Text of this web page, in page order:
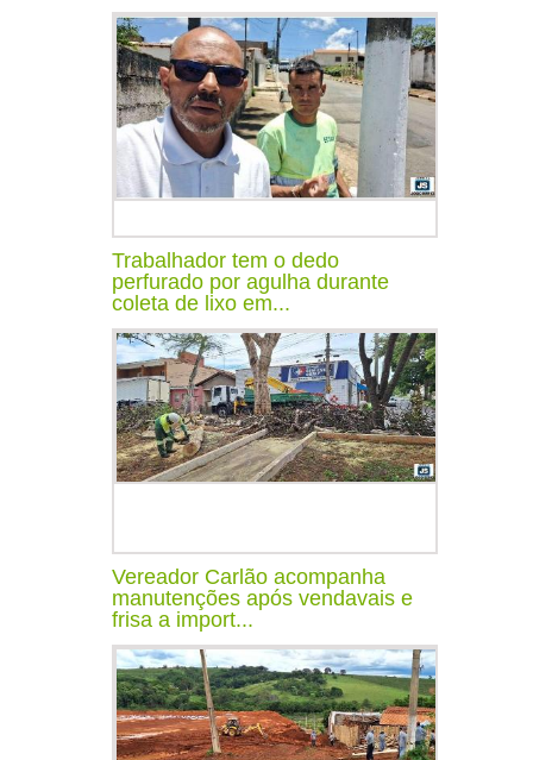
Trabalhador tem o dedo
perfurado por agulha durante
coleta de lixo em...
Vereador Carlão acompanha
manutenções após vendavais e
frisa a import...